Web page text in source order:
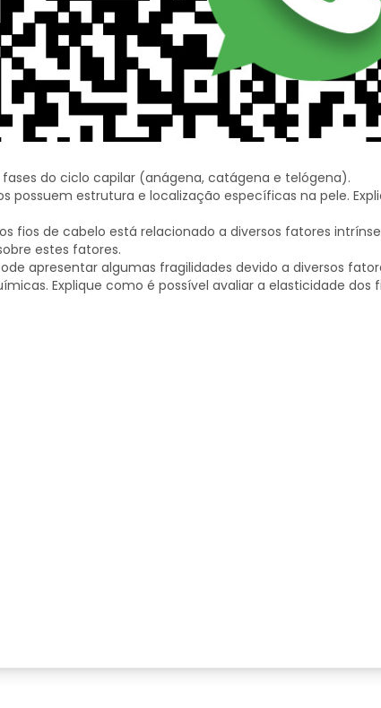
fases do ciclo capilar (anágena, catágena e telógena).
possuem estrutura e localização específicas na pele.
fios de cabelo está relacionado a diversos fatores
estes fatores.
apresentar algumas fragilidades devido a diversos
Explique como é possível avaliar a elasticidade dos